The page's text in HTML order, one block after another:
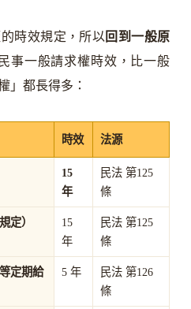
時效規定，所以 回到一般原
事一般請求權時效，比一般
」都長得多：
時效 法源
15
年
民法 第125
條
定）
15
年
民法 第125
條
定期給
5 年
民法 第126
條